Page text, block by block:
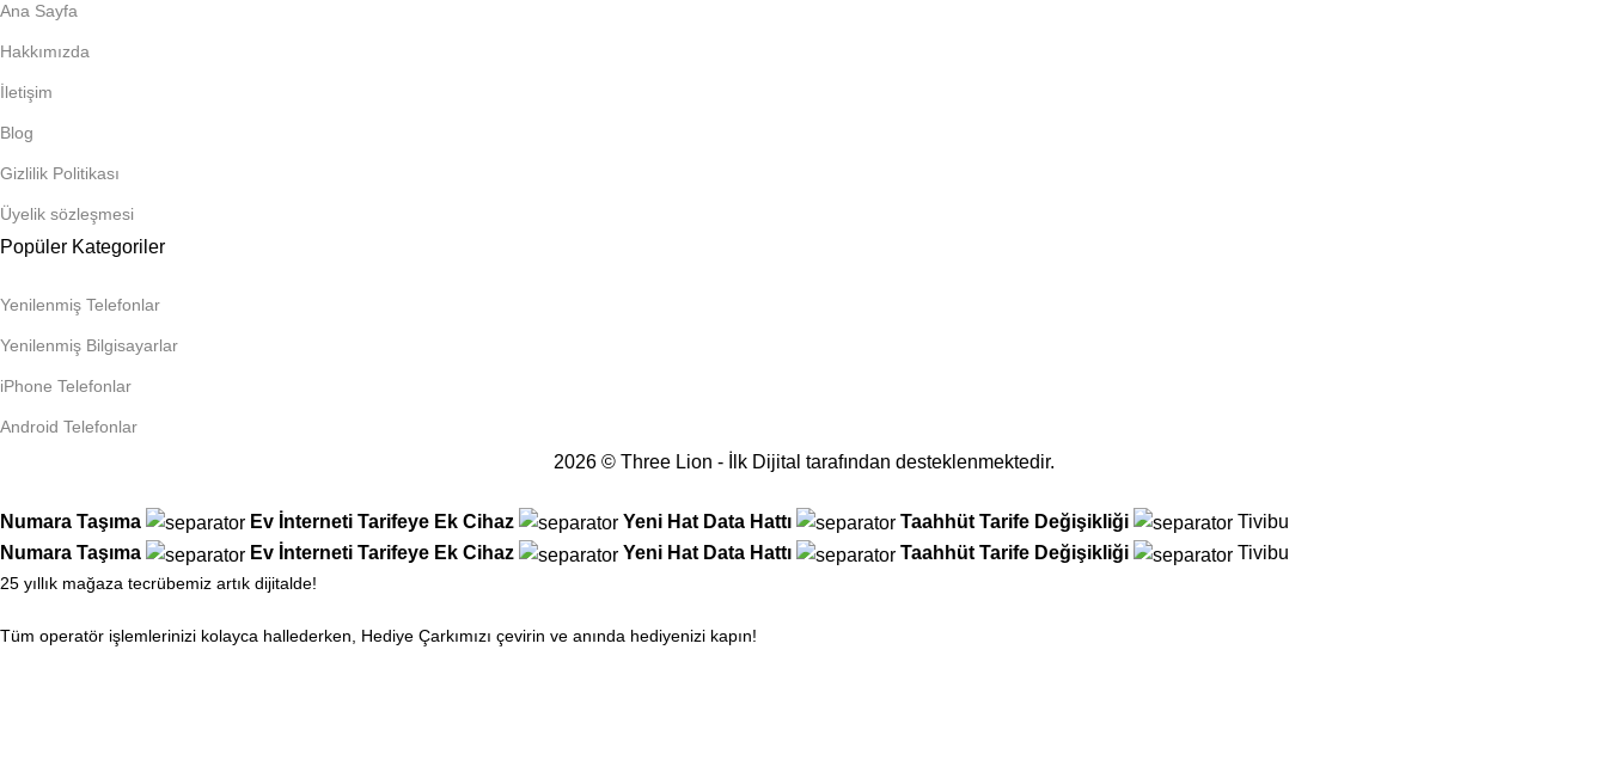
Ana Sayfa
Hakkımızda
İletişim
Blog
Gizlilik Politikası
Üyelik sözleşmesi
Popüler Kategoriler
Yenilenmiş Telefonlar
Yenilenmiş Bilgisayarlar
iPhone Telefonlar
Android Telefonlar
2026 © Three Lion - İlk Dijital tarafından desteklenmektedir.
Numara Taşıma Ev İnterneti Tarifeye Ek Cihaz Yeni Hat Data Hattı Taahhüt Tarife Değişikliği
Tivibu
Numara Taşıma
Ev İnterneti Tarifeye Ek Cihaz Yeni Hat Data Hattı Taahhüt Tarife Değişikliği Tivibu
25 yıllık mağaza tecrübemiz artık dijitalde!
Tüm operatör işlemlerinizi kolayca hallederken, Hediye Çarkımızı çevirin ve anında hediyenizi kapın!